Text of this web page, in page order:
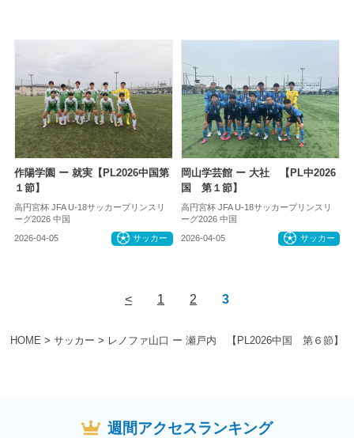
HOME > サッカー > レノファ山口 ー 瀬戸内 【PL2026中国 第６節】
作陽学園 ー 就実【PL2026中国第
１節】
高円宮杯 JFA U-18サッカープリンスリ
ーグ2026 中国
2026-04-05 サッカー
岡山学芸館 ー 大社 【PL中2026
国 第１節】
高円宮杯 JFA U-18サッカープリンスリ
ーグ2026 中国
2026-04-05 サッカー
< 1 2 3
週間アクセスランキング